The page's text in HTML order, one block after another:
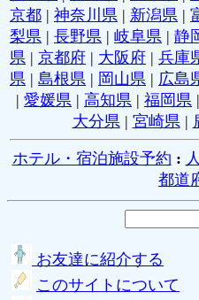
京都 | 神奈川県 | 新潟県 |
梨県 | 長野県 | 岐阜県 | 静
県 | 京都府 | 大阪府 | 兵庫
県 | 島根県 | 岡山県 | 広島
| 愛媛県 | 高知県 | 福岡県 |
大分県 | 宮崎県 |
ホテル・宿泊施設予約 :
都道
お友達に紹介する
このサイトについて